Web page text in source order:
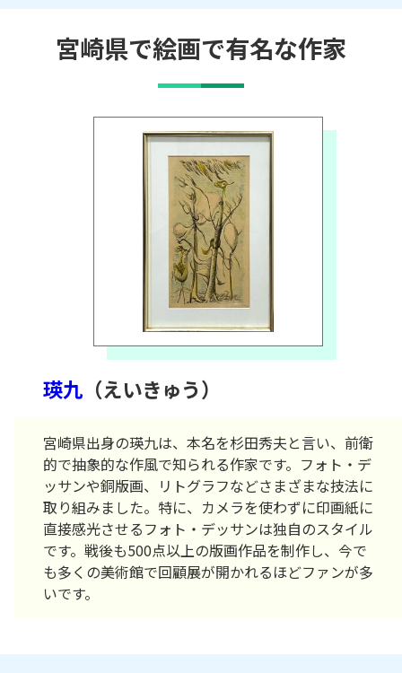
宮崎県で絵画で有名な作家
瑛九 （えいきゅう）
宮崎県出身の瑛九は、本名を杉田秀夫と言い、前衛
的で抽象的な作風で知られる作家です。フォト・デ
ッサンや銅版画、リトグラフなどさまざまな技法に
取り組みました。特に、カメラを使わずに印画紙に
直接感光させるフォト・デッサンは独自のスタイル
です。戦後も500点以上の版画作品を制作し、今で
も多くの美術館で回顧展が開かれるほどファンが多
いです。